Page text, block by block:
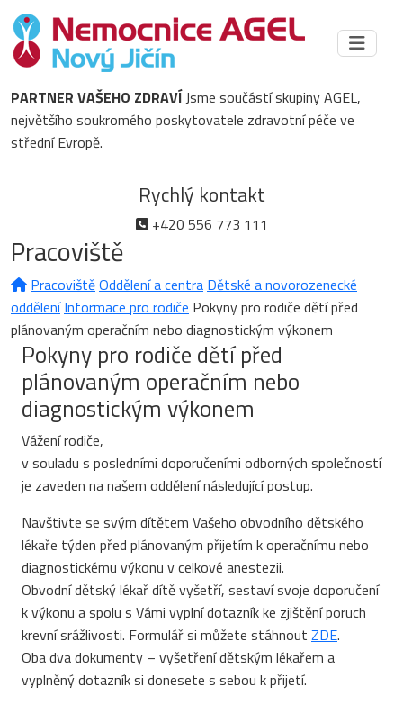
PARTNER VAŠEHO ZDRAVÍJsme součástí skupiny AGEL,
největšího soukromého poskytovatele zdravotní péče ve
střední Evropě.
Rychlý kontakt
+420 556 773 111
Pracoviště
PracovištěOddělení a centra Dětské a novorozenecké
oddělení Informace pro rodiče Pokyny pro rodiče dětí před
plánovaným operačním nebo diagnostickým výkonem
Pokyny pro rodiče dětí před
plánovaným operačním nebo
diagnostickým výkonem
Vážení rodiče,
v souladu s posledními doporučeními odborných společností
je zaveden na našem oddělení následující postup.
Navštivte se svým dítětem Vašeho obvodního dětského
lékaře týden před plánovaným přijetím k operačnímu nebo
diagnostickému výkonu v celkové anestezii.
Obvodní dětský lékař dítě vyšetří, sestaví svoje doporučení
k výkonu a spolu s Vámi vyplní dotazník ke zjištění poruch
krevní srážlivosti. Formulář si můžete stáhnout ZDE.
Oba dva dokumenty – vyšetření dětským lékařem a
vyplněný dotazník si donesete s sebou k přijetí.